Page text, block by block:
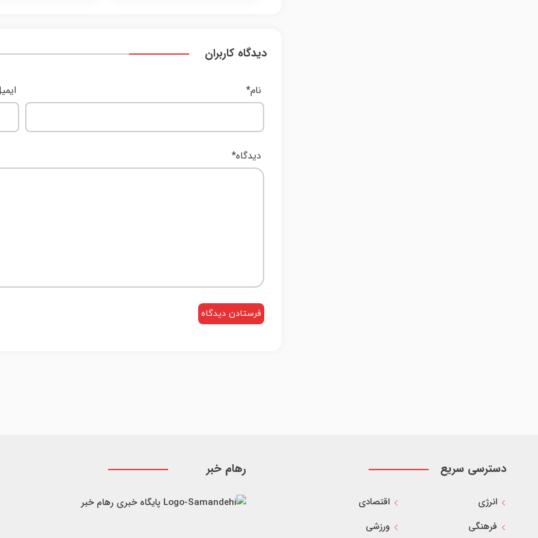
دیدگاه کاربران
دیدگاه*
نام*
دسترسی سریع
انرژی
اقتصادی
فرهنگی
ورزشی
رهام خبر
پایگاه خبری رهام خبر